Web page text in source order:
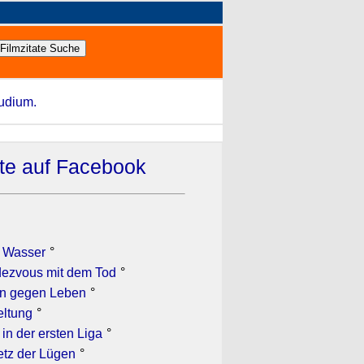
auf Facebook
°
mit dem Tod °
gegen Leben °
°
in der ersten Liga °
der Lügen °